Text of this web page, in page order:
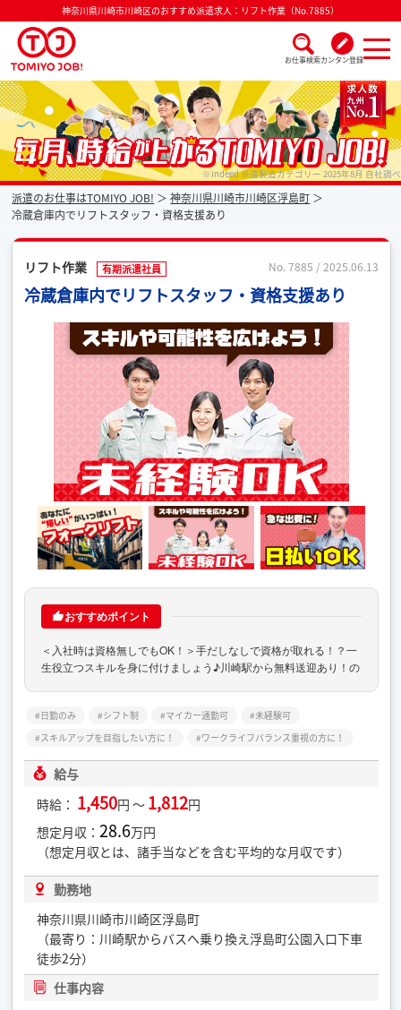
神奈川県川崎市川崎区のおすすめ派遣求人：リフト作業（No.7885）
お仕事検索カンタン登録
派遣なら毎月時給が上がるトミヨジョブ ※Indeed 派遣製造カテゴリー 2025年8月 自社調べ
派遣のお仕事はTOMIYO JOB!
神奈川県川崎市川崎区浮島町
冷蔵倉庫内でリフトスタッフ・資格支援あり
リフト作業 有期派遣社員 No. 7885 / 2025.06.13
冷蔵倉庫内でリフトスタッフ・資格支援あり
おすすめポイント
＜入社時は資格無しでもOK！＞手だしなしで資格が取れる！？一
生役立つスキルを身に付けましょう♪川崎駅から無料送迎あり！の
日勤のみ シフト制 マイカー通勤可
未経験可
スキルアップを目指したい方に！
ワークライフバランス重視の方に！
給与
時給： 1,450円 ～ 1,812円
想定月収：28.6万円
（想定月収とは、諸手当などを含む平均的な月収です）
勤務地
神奈川県川崎市川崎区浮島町
（最寄り：川崎駅からバスへ乗り換え浮島町公園入口下車
徒歩2分）
仕事内容